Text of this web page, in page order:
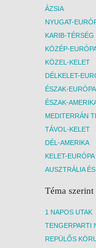
ÁZSIA
NYUGAT-
KARIB-TÉRSÉG
KÖZÉP-
KÖZEL-KELET
DÉLKELET-
ÉSZAK-EURÓPA
ÉSZAK-
MEDITERRÁN
TÁVOL-KELET
DÉL-AMERIKA
KELET-EURÓPA
AUSZTRÁLIA
Téma szerint
1 NAPOS UTAK
TENGERPARTI
REPÜLŐS